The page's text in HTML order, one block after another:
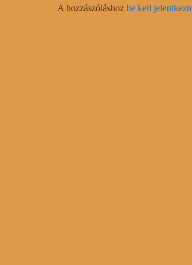
A hozzászóláshoz be kell